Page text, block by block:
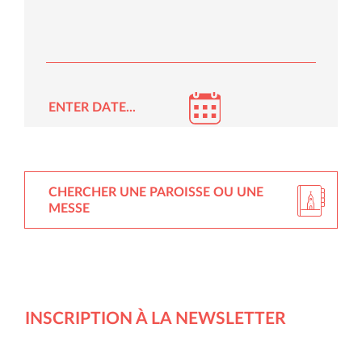
CHERCHER UNE PAROISSE OU UNE
MESSE
INSCRIPTION À LA NEWSLETTER